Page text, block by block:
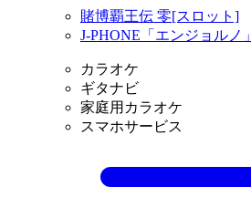
賭博覇王伝 零[スロット]
J-PHONE「エンジョルノ」
カラオケ
ギタナビ
家庭用カラオケ
スマホサービス